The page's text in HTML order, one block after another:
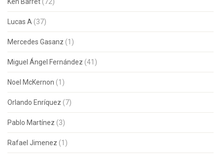
Lucas A (37)
Mercedes Gasanz (1)
Miguel Ángel Fernández (41)
Noel McKernon (1)
Orlando Enríquez (7)
Pablo Martínez (3)
Rafael Jimenez (1)